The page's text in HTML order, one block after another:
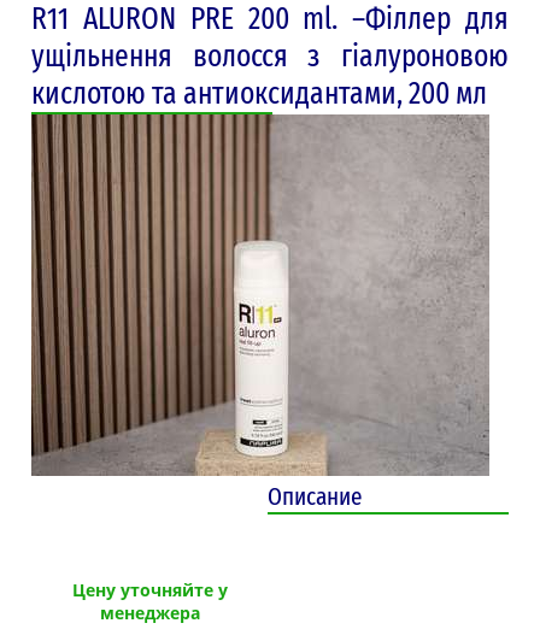
R11 ALURON PRE 200 ml. –Філлер для
ущільнення волосся з гіалуроновою
кислотою та антиоксидантами, 200 мл
Цену уточняйте у
менеджера
Описание